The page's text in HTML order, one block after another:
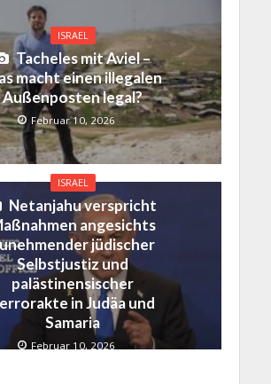
ISRAEL
Tacheles mit Aviel –
macht einen illegalen
Außenposten legal?
Februar 10, 2026
ISRAEL
Netanjahu verspricht
angesichts
jüdischer
Selbstjustiz und
palästinensischer
in Judäa und
Samaria
Februar 10, 2026